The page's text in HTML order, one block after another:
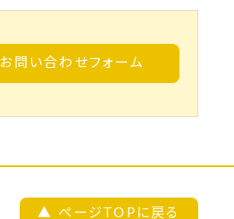
お問い合わせフォーム
▲ ページTOPに戻る